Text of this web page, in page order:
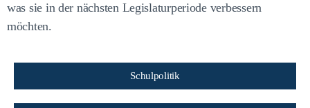
was sie in der nächsten Legislaturperiode verbessern
möchten.
Schulpolitik